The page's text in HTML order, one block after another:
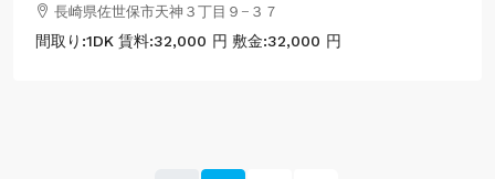
長崎県佐世保市天神３丁目９−３７
間取り:1DK 賃料:32,000 円 敷金:32,000 円